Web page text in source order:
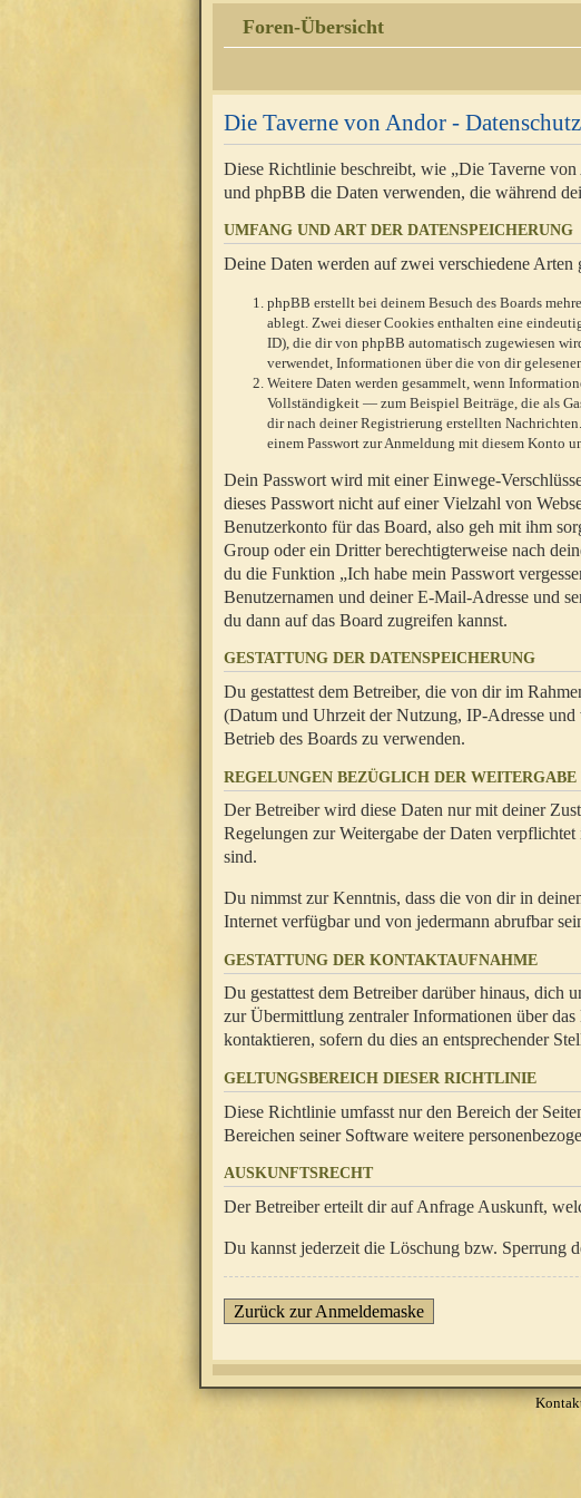
Foren-Übersicht
Die Taverne von Andor -
Diese Richtlinie beschreibt, wie „Die Taverne
und phpBB die Daten verwenden, die während
UMFANG UND ART DER DATENSPEICHERUNG
Deine Daten werden auf zwei verschiedene Arten
phpBB erstellt bei deinem Besuch des Boards
ablegt. Zwei dieser Cookies enthalten eine
ID), die dir von phpBB automatisch zugewiesen
verwendet, Informationen über die von dir
Weitere Daten werden gesammelt, wenn
Vollständigkeit — zum Beispiel Beiträge, die als
dir nach deiner Registrierung erstellten
einem Passwort zur Anmeldung mit diesem Konto
Dein Passwort wird mit einer Einwege-
dieses Passwort nicht auf einer Vielzahl von
Benutzerkonto für das Board, also geh mit ihm
Group oder ein Dritter berechtigterweise nach
du die Funktion „Ich habe mein Passwort
Benutzernamen und deiner E-Mail-Adresse und
du dann auf das Board zugreifen kannst.
GESTATTUNG DER DATENSPEICHERUNG
Du gestattest dem Betreiber, die von dir im
(Datum und Uhrzeit der Nutzung, IP-Adresse
Betrieb des Boards zu verwenden.
REGELUNGEN BEZÜGLICH DER WEITERGABE
Der Betreiber wird diese Daten nur mit deiner
Regelungen zur Weitergabe der Daten
sind.
Du nimmst zur Kenntnis, dass die von dir in
Internet verfügbar und von jedermann abrufbar
GESTATTUNG DER KONTAKTAUFNAHME
Du gestattest dem Betreiber darüber hinaus, dich
zur Übermittlung zentraler Informationen über
kontaktieren, sofern du dies an entsprechender
GELTUNGSBEREICH DIESER RICHTLINIE
Diese Richtlinie umfasst nur den Bereich der
Bereichen seiner Software weitere
AUSKUNFTSRECHT
Der Betreiber erteilt dir auf Anfrage Auskunft,
Du kannst jederzeit die Löschung bzw. Sperrung
Zurück zur Anmeldemaske